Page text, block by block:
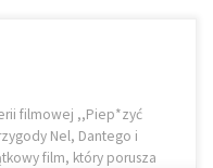
filmowej ,,Piep*zyć
Nel, Dantego i
film, który porusza